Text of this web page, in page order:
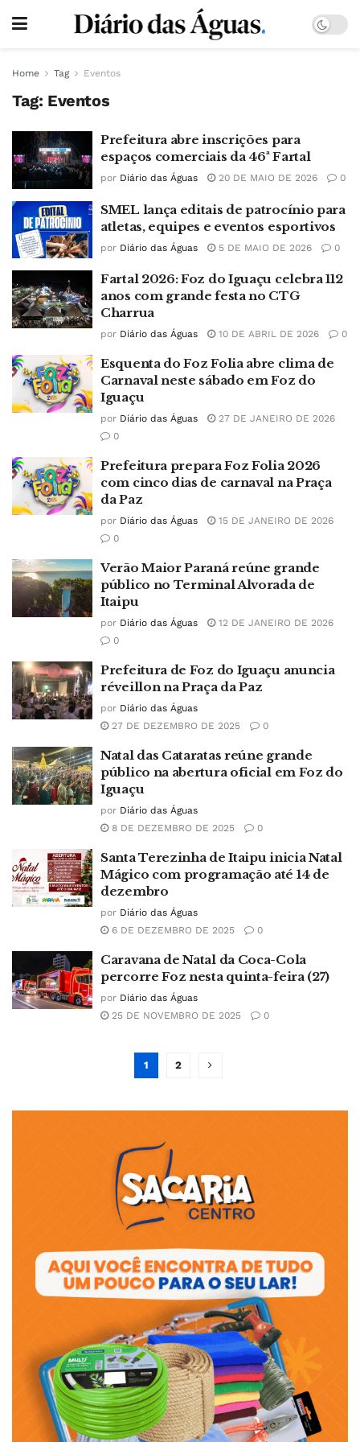
Home Tag Eventos
Tag: Eventos
Prefeitura abre inscrições para
espaços comerciais da 46ª Fartal
por Diário das Águas 20 DE MAIO DE 2026 0
SMEL lança editais de patrocínio para
atletas, equipes e eventos esportivos
por Diário das Águas 5 DE MAIO DE 2026 0
Fartal 2026: Foz do Iguaçu celebra 112
anos com grande festa no CTG
Charrua
por Diário das Águas 10 DE ABRIL DE 2026 0
Esquenta do Foz Folia abre clima de
Carnaval neste sábado em Foz do
Iguaçu
por Diário das Águas
27 DE JANEIRO DE 2026
0
Prefeitura prepara Foz Folia 2026
com cinco dias de carnaval na Praça
da Paz
por Diário das Águas
15 DE JANEIRO DE 2026
0
Verão Maior Paraná reúne grande
público no Terminal Alvorada de
Itaipu
por Diário das Águas
12 DE JANEIRO DE 2026
0
Prefeitura de Foz do Iguaçu anuncia
réveillon na Praça da Paz
por Diário das Águas
27 DE DEZEMBRO DE 2025
0
Natal das Cataratas reúne grande
público na abertura oficial em Foz do
Iguaçu
por Diário das Águas
8 DE DEZEMBRO DE 2025
0
Santa Terezinha de Itaipu inicia Natal
Mágico com programação até 14 de
dezembro
por Diário das Águas
6 DE DEZEMBRO DE 2025
0
Caravana de Natal da Coca-Cola
percorre Foz nesta quinta-feira (27)
por Diário das Águas
25 DE NOVEMBRO DE 2025
0
1 2